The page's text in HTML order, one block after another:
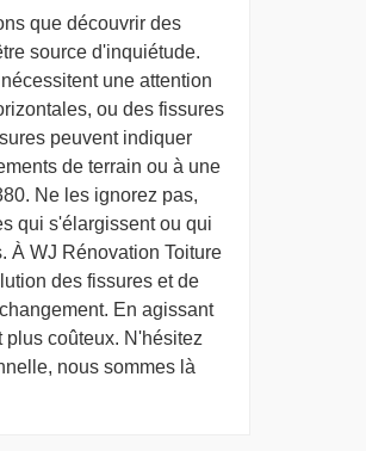
que découvrir des
source d'inquiétude.
une attention
ou des fissures
peuvent indiquer
de terrain ou à une
Ne les ignorez pas,
qui s'élargissent ou qui
À WJ Rénovation Toiture
des fissures et de
En agissant
plus coûteux. N'hésitez
nous sommes là